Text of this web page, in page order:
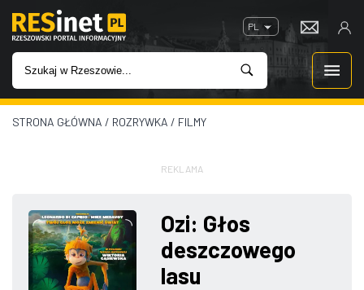
PL
WIADOMOŚCI
IMPREZY
ROZRYWKA
STRONA GŁÓWNA / ROZRYWKA / FILMY
REKLAMA
Ozi: Głos
deszczowego
lasu